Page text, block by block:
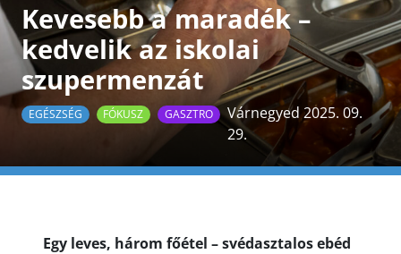
Kevesebb a maradék –
kedvelik az iskolai
szupermenzát
EGÉSZSÉG FÓKUSZ GASZTRO
Várnegyed 2025. 09.
29.
Egy leves, három főétel – svédasztalos ebéd